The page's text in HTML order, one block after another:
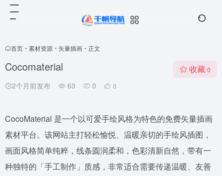
首页 • 素材资源 • 矢量插画 • 正文
Cocomaterial
2个月前发布 63 0 0
收藏 0
CocoMaterial 是一个以可爱手绘风格为特色的免费矢量插画
素材平台。该网站主打轻松愉悦、温暖亲切的手绘风插图，
画面风格简单纯粹，线条圆润柔和，色彩清新自然，带有一
种独特的「手工制作」质感，非常适合需要传递温暖、友善